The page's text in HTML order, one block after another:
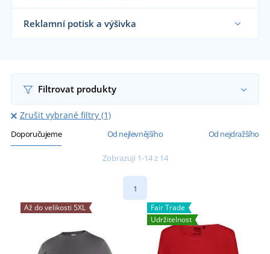
Dodáváme trička reklamním agenturám, firmám,
obchodníkům s textilem, školám i koncovým
zákazníkům již od 1 kusu.
Chci vědět více
Reklamní potisk a výšivka
Filtrovat produkty
Zrušit vybrané filtry (1)
Doporučujeme Od nejlevnějšího Od nejdražšího
Zobrazuji 1-14 z 14
1
Až do velikosti 5XL
Fair Trade
Udržitelnost